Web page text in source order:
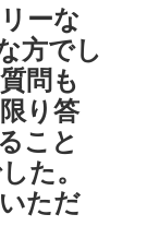
ーな
方でし
問も
り答
こと
た。
ただ